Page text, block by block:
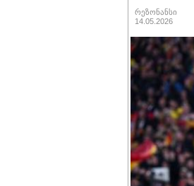
რეზონანსი
14.05.2026